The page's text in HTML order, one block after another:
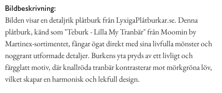
Bildbeskrivning:
Bilden visar en detaljrik plåtburk från LyxigaPlåtburkar.se. Denna
plåtburk, känd som "Teburk - Lilla My Tranbär" från Moomin by
Martinex-sortimentet, fångar ögat direkt med sina livfulla mönster och
noggrant utformade detaljer. Burkens yta pryds av ett livligt och
färgglatt motiv, där knallröda tranbär kontrasterar mot mörkgröna löv,
vilket skapar en harmonisk och lekfull design.